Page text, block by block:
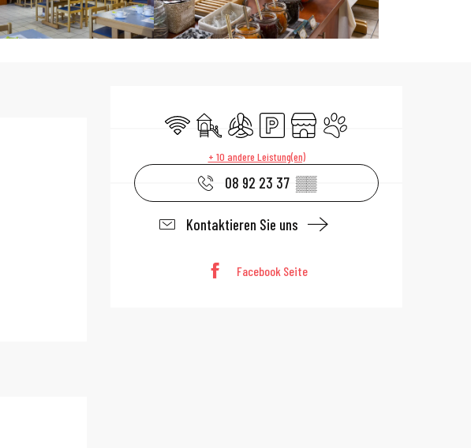
Öffnungszeiten
Wi-Fi Spiele für Kinder / Spielplatz
Klimaanlage
ParkplatzShop Tiere erlaubt
+ 10 andere Leistung(en)
08 92 23 37 ▒▒
Kontaktieren Sie uns
Facebook Seite